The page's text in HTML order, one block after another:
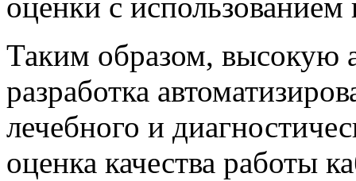
Таким образом, высокую
разработка
лечебного и
оценка качества работы